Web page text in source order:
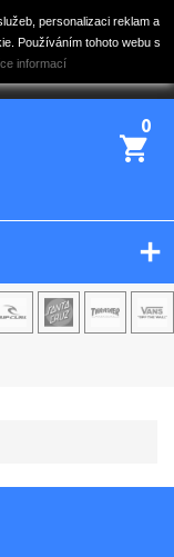
personalizaci reklam a
Používáním tohoto webu s
informací
0